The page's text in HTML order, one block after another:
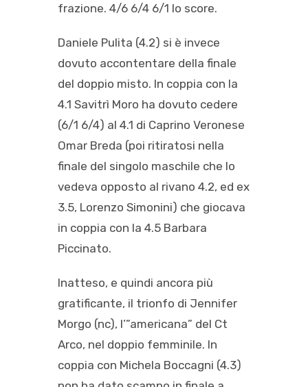
frazione. 4/6 6/4 6/1 lo score.
Daniele Pulita (4.2) si è invece
dovuto accontentare della finale
del doppio misto. In coppia con la
4.1 Savitrì Moro ha dovuto cedere
(6/1 6/4) al 4.1 di Caprino Veronese
Omar Breda (poi ritiratosi nella
finale del singolo maschile che lo
vedeva opposto al rivano 4.2, ed ex
3.5, Lorenzo Simonini) che giocava
in coppia con la 4.5 Barbara
Piccinato.
Inatteso, e quindi ancora più
gratificante, il trionfo di Jennifer
Morgo (nc), l’”americana” del Ct
Arco, nel doppio femminile. In
coppia con Michela Boccagni (4.3)